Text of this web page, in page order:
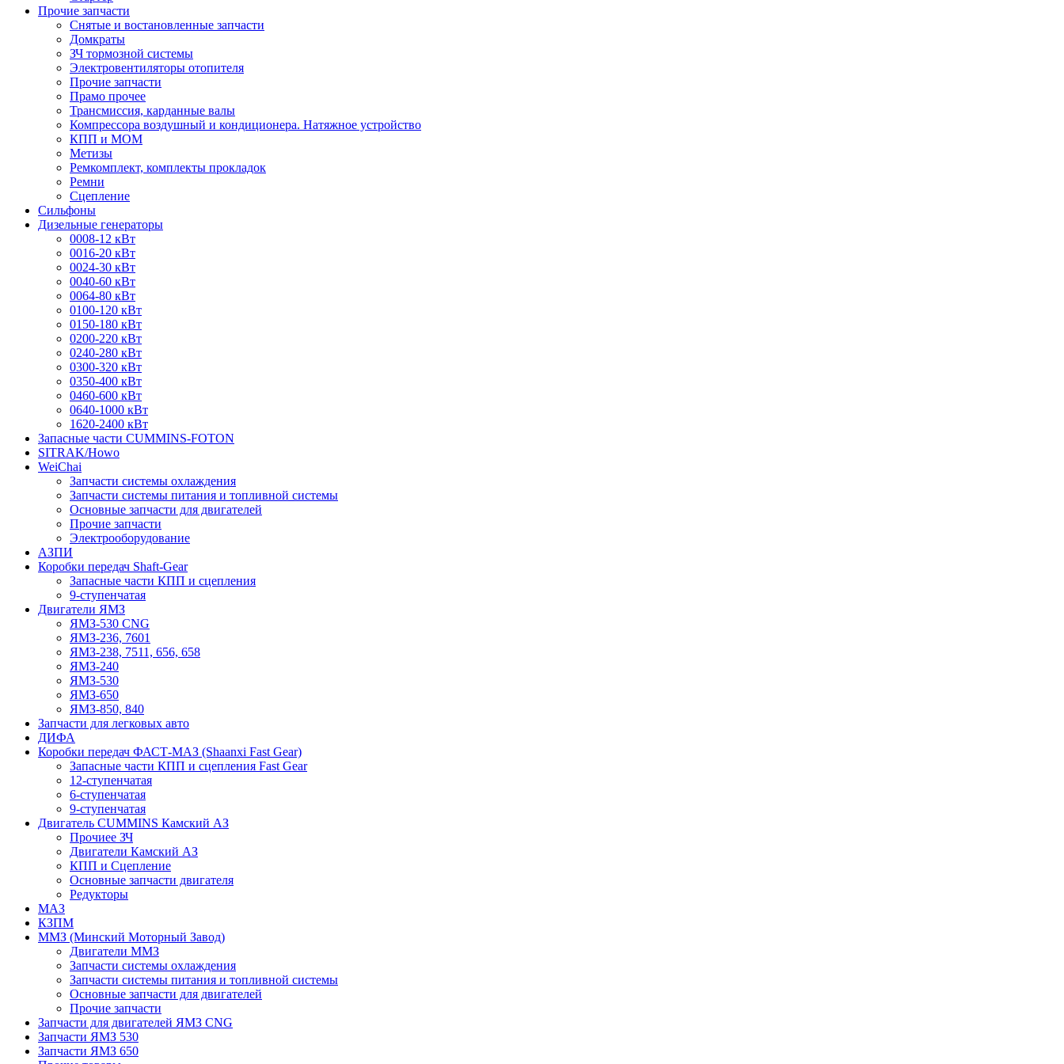
Прочие запчасти
Снятые и востановленные запчасти
Домкраты
ЗЧ тормозной системы
Электровентиляторы отопителя
Прочие запчасти
Прамо прочее
Трансмиссия, карданные валы
Компрессора воздушный и кондиционера. Натяжное устройство
КПП и МОМ
Метизы
Ремкомплект, комплекты прокладок
Ремни
Сцепление
Сильфоны
Дизельные генераторы
0008-12 кВт
0016-20 кВт
0024-30 кВт
0040-60 кВт
0064-80 кВт
0100-120 кВт
0150-180 кВт
0200-220 кВт
0240-280 кВт
0300-320 кВт
0350-400 кВт
0460-600 кВт
0640-1000 кВт
1620-2400 кВт
Запасные части CUMMINS-FOTON
SITRAK/Howo
WeiChai
Запчасти системы охлаждения
Запчасти системы питания и топливной системы
Основные запчасти для двигателей
Прочие запчасти
Электрооборудование
АЗПИ
Коробки передач Shaft-Gear
Запасные части КПП и сцепления
9-ступенчатая
Двигатели ЯМЗ
ЯМЗ-530 CNG
ЯМЗ-236, 7601
ЯМЗ-238, 7511, 656, 658
ЯМЗ-240
ЯМЗ-530
ЯМЗ-650
ЯМЗ-850, 840
Запчасти для легковых авто
ДИФА
Коробки передач ФАСТ-МАЗ (Shaanxi Fast Gear)
Запасные части КПП и сцепления Fast Gear
12-ступенчатая
6-ступенчатая
9-ступенчатая
Двигатель CUMMINS Камский АЗ
Прочиее ЗЧ
Двигатели Камский АЗ
КПП и Сцепление
Основные запчасти двигателя
Редукторы
МАЗ
КЗПМ
ММЗ (Минский Моторный Завод)
Двигатели ММЗ
Запчасти системы охлаждения
Запчасти системы питания и топливной системы
Основные запчасти для двигателей
Прочие запчасти
Запчасти для двигателей ЯМЗ CNG
Запчасти ЯМЗ 530
Запчасти ЯМЗ 650